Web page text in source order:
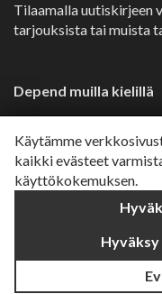
Käytämme
kaikki evästeet
käyttökokemuksen.
Tilaamalla uutiskirjeen
tarjouksista tai muista
Depend muilla kielillä
Dansk»
Norsk»